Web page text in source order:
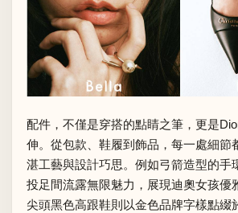
配件，不僅是穿搭的點睛之筆，更是
伸。從包款、鞋履到飾品，每一處細節
湛工藝與設計巧思。例如弓箭造型的手
投足間流露無限魅力，展現迪奧女孩優
尖頭黑色高跟鞋則以金色品牌字樣點綴